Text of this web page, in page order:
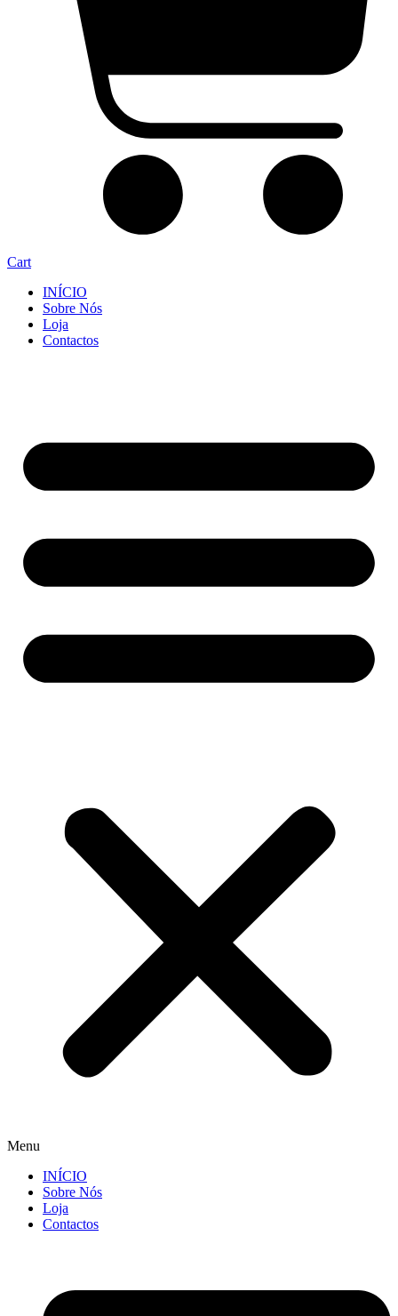
Cart
INÍCIO
Sobre Nós
Loja
Contactos
Menu
INÍCIO
Sobre Nós
Loja
Contactos